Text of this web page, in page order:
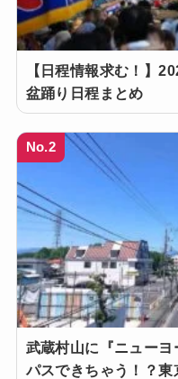
【日程情報求む！】
盆踊り日程まとめ
No.2
武蔵村山に『ニュー
パスできちゃう！？